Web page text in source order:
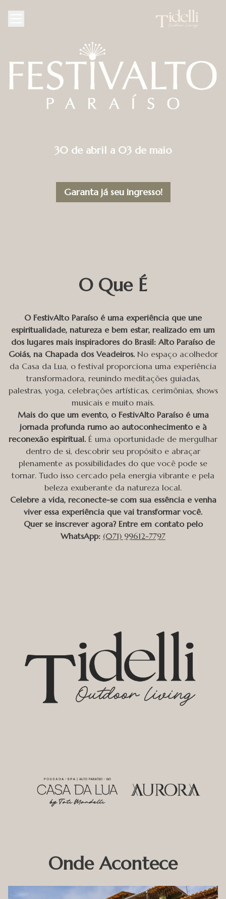
30 de abril a 03 de maio
Garanta já seu ingresso!
O Que É
O FestivAlto Paraíso é uma experiência que une
espiritualidade, natureza e bem estar, realizado em um
dos lugares mais inspiradores do Brasil: Alto Paraíso de
Goiás, na Chapada dos Veadeiros.No espaço acolhedor
da Casa da Lua, o festival proporciona uma experiência
transformadora, reunindo meditações guiadas,
palestras, yoga, celebrações artísticas, cerimônias, shows
musicais e muito mais.
Mais do que um evento, o FestivAlto Paraíso é uma
jornada profunda rumo ao autoconhecimento e à
reconexão espiritual. É uma oportunidade de mergulhar
dentro de si, descobrir seu propósito e abraçar
plenamente as possibilidades do que você pode se
tornar. Tudo isso cercado pela energia vibrante e pela
beleza exuberante da natureza local.
Celebre a vida, reconecte-se com sua essência e venha
viver essa experiência que vai transformar você.
Quer se inscrever agora? Entre em contato pelo
WhatsApp: (071) 99612-7797
Onde Acontece